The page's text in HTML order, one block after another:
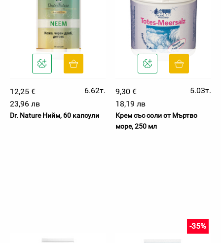
12,25 €
6.62т.
23,96 лв
Dr. Nature Нийм, 60 капсули
9,30 €
5.03т.
18,19 лв
Крем със соли от Мъртво
море, 250 мл
-35%